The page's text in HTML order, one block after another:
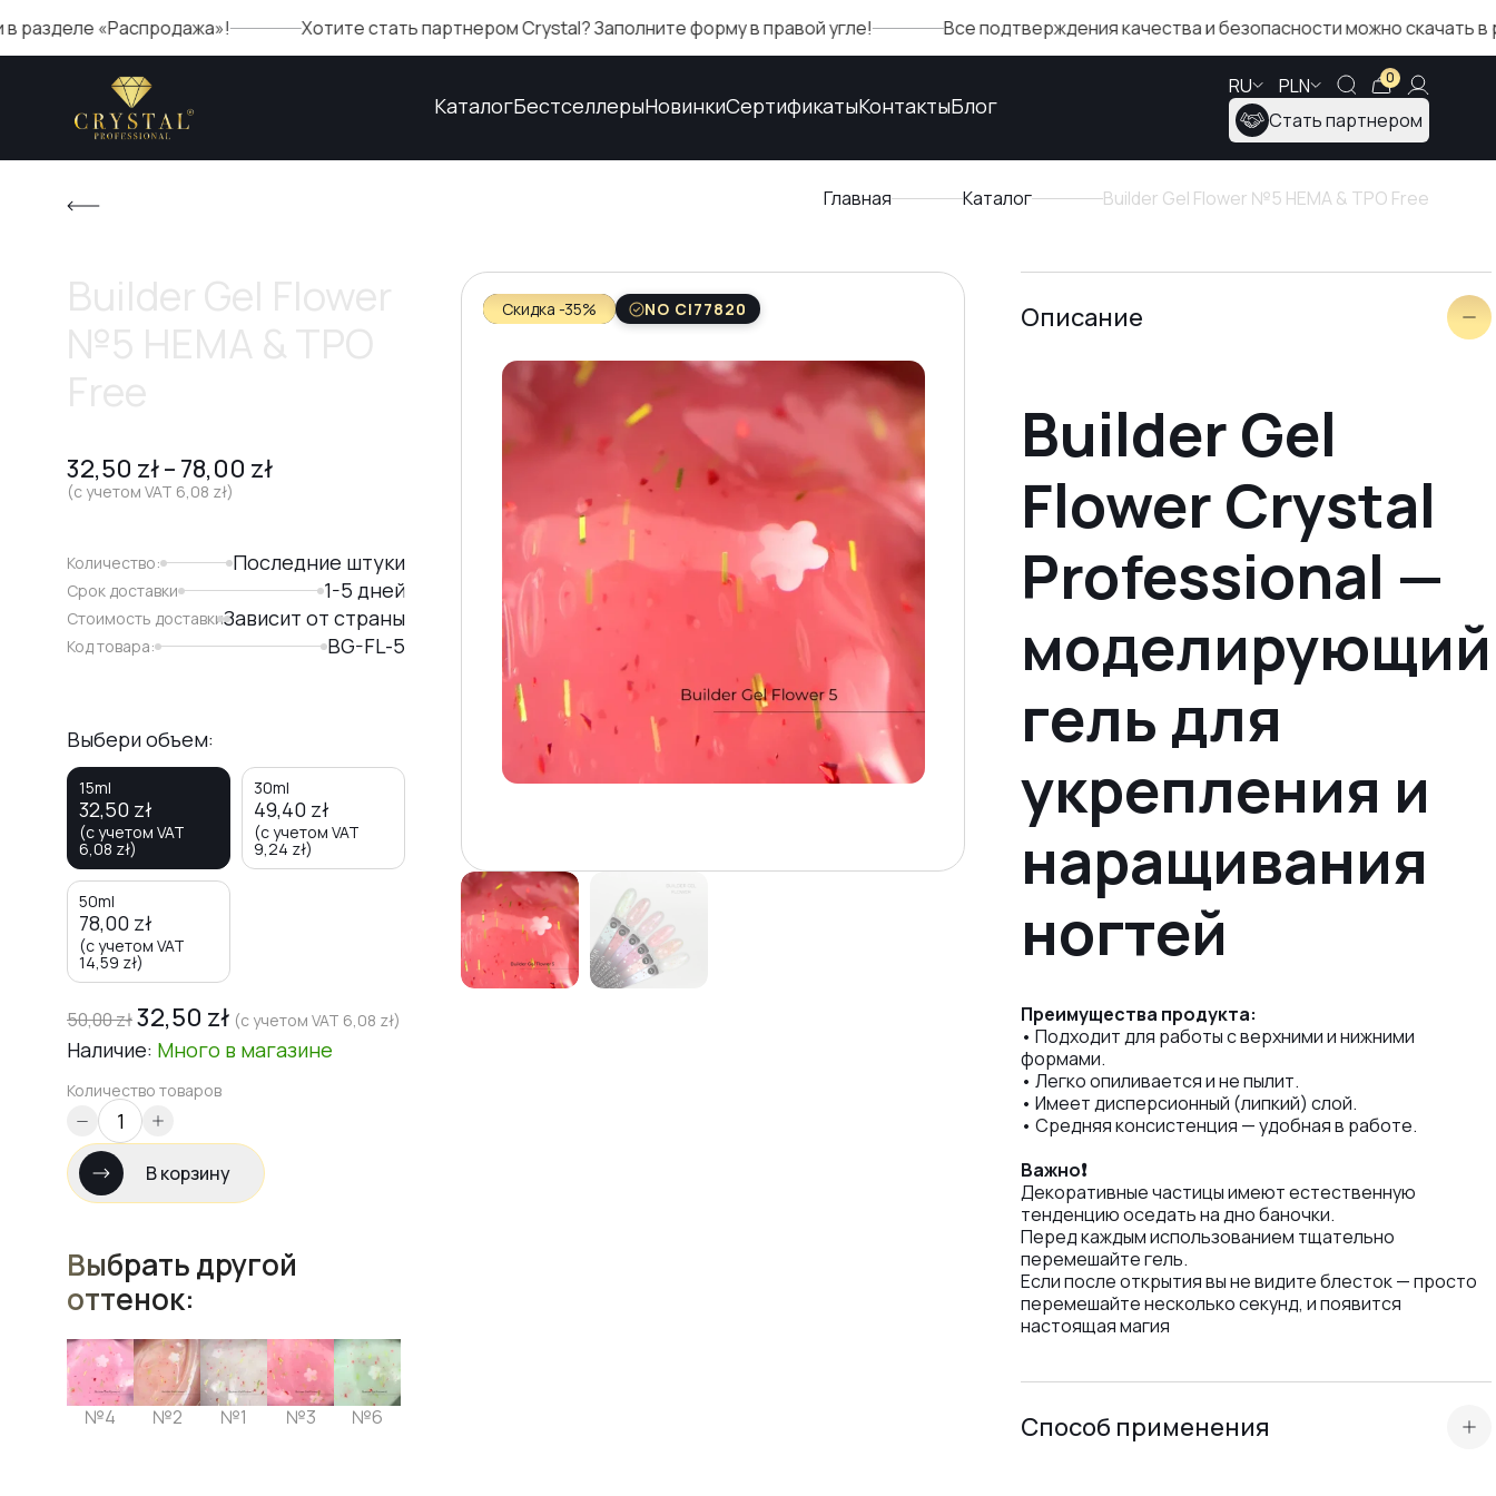
Хотите стать партнером Crystal? Заполните форму в правой угле! Все подтверждения качества и безопасности можно скачать в разделе
КаталогБестселлерыНовинкиСертификатыКонтактыБлог
RU PLN 0
Стать партнером
Главная Каталог Builder Gel Flower №5 HEMA & TPO Free
32,50 zł– 78,00 zł
(с учетом VAT 6,08 zł)
Количество: Последние штуки
Срок доставки 1-5 дней
Стоимость доставкиЗависит от страны
Код товара: BG-FL-5
Выбери объем:
15ml
32,50 zł
(с учетом VAT
6,08 zł)
30ml
49,40 zł
(с учетом VAT
9,24 zł)
50ml
78,00 zł
(с учетом VAT
14,59 zł)
50,00zł32,50 zł (с учетом VAT 6,08 zł)
Наличие: Много в магазине
Количество товаров
В корзину
Выбрать другой
оттенок:
№4 №2 №1 №3 №6
Скидка -35% NO CI77820 Описание
Builder Gel
Flower Crystal
Professional —
моделирующий
гель для
укрепления и
наращивания
ногтей
Преимущества продукта:
• Подходит для работы с верхними и нижними
формами.
• Легко опиливается и не пылит.
• Имеет дисперсионный (липкий) слой.
• Средняя консистенция — удобная в работе.
Важно❗️
Декоративные частицы имеют естественную
тенденцию оседать на дно баночки.
Перед каждым использованием тщательно
перемешайте гель.
Если после открытия вы не видите блесток — просто
перемешайте несколько секунд, и появится
настоящая магия
Способ применения